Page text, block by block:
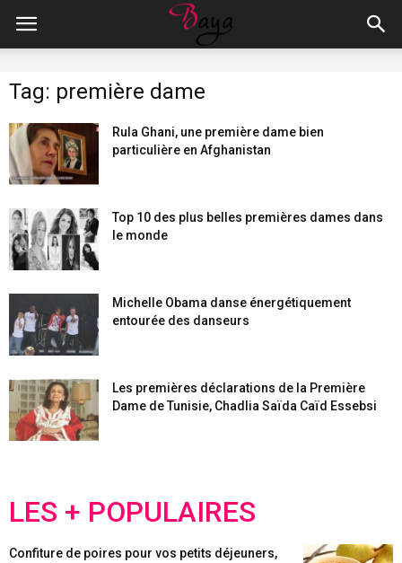
Tag: première dame
Rula Ghani, une première dame bien
particulière en Afghanistan
Top 10 des plus belles premières dames dans
le monde
Michelle Obama danse énergétiquement
entourée des danseurs
Les premières déclarations de la Première
Dame de Tunisie, Chadlia Saïda Caïd Essebsi
LES + POPULAIRES
Confiture de poires pour vos petits déjeuners,